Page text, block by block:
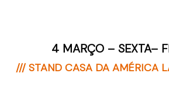
4 MARÇO – SEXTA–
/// STAND CASA DA AMÉRICA